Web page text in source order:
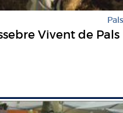
Pals
Vivent de Pals